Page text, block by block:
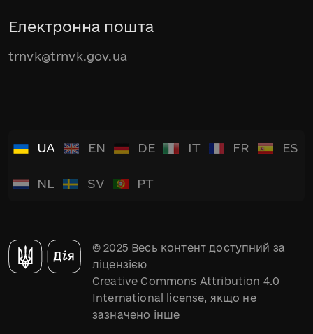
Електронна пошта
trnvk@trnvk.gov.ua
UA EN DE IT FR ES
NL SV PT
© 2025 Весь контент доступний за
ліцензією
Creative Commons Attribution 4.0
International license, якщо не
зазначено інше